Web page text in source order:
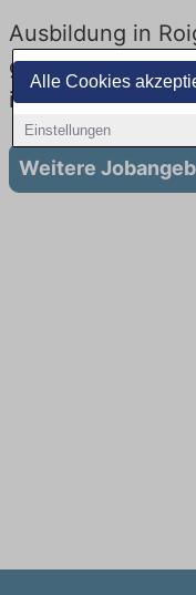
Alle Cookies
Einstellungen
Ausbildung in
gibt es keine
in Roigheim
Weitere